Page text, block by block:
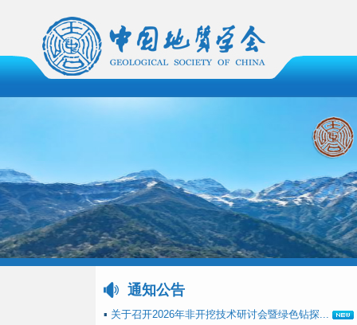
通知公告
▪ 关于召开2026年非开挖技术研讨会暨绿色钻探...